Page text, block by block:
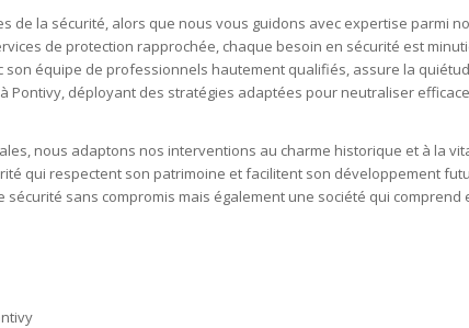
de la sécurité, alors que nous vous guidons avec expertise parmi
de protection rapprochée, chaque besoin en sécurité est
son équipe de professionnels hautement qualifiés, assure la
Pontivy, déployant des stratégies adaptées pour neutraliser
nous adaptons nos interventions au charme historique et à la
qui respectent son patrimoine et facilitent son développement
sans compromis mais également une société qui comprend